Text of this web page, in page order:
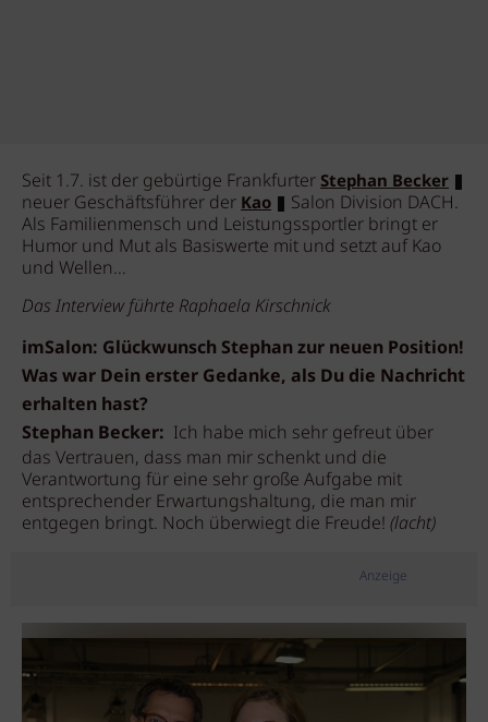
Seit 1.7. ist der gebürtige FrankfurterStephan Becker
neuer Geschäftsführer derKao
Salon Division DACH.
Als Familienmensch und Leistungssportler bringt er
Humor und Mut als Basiswerte mit und setzt auf Kao
und Wellen…
Das Interview führte Raphaela Kirschnick
imSalon: Glückwunsch Stephan zur neuen Position!
Was war Dein erster Gedanke, als Du die Nachricht
erhalten hast?
Stephan Becker: Ich habe mich sehr gefreut über
das Vertrauen, dass man mir schenkt und die
Verantwortung für eine sehr große Aufgabe mit
entsprechender Erwartungshaltung, die man mir
entgegen bringt. Noch überwiegt die Freude! (lacht)
Anzeige